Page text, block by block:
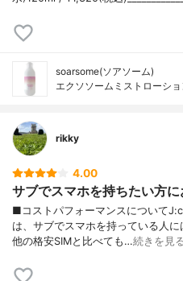
soarsome(ソアソーム)
エクソソームミストローショ
rikky
4.00
サブでスマホを持ちたい方
■コストパフォーマンスについて
は、サブでスマホを持っている人
他の格安SIMと比べても…続きを見